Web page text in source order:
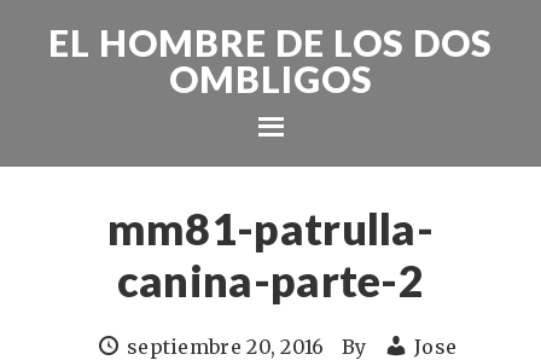
EL HOMBRE DE LOS DOS
OMBLIGOS
mm81-patrulla-
canina-parte-2
septiembre 20, 2016 By
Jose